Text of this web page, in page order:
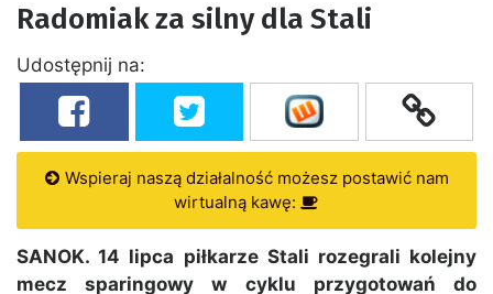
Radomiak za silny dla Stali
Udostępnij na:
Wspieraj naszą działalność możesz postawić nam
wirtualną kawę:
SANOK. 14 lipca piłkarze Stali rozegrali kolejny
mecz sparingowy w cyklu przygotowań do